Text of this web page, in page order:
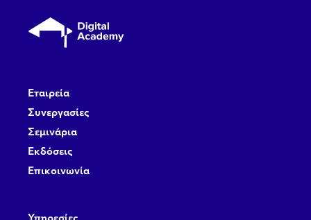
Εταιρεία
Συνεργασίες
Σεμινάρια
Εκδόσεις
Επικοινωνία